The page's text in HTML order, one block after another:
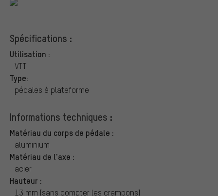
Spécifications :
Utilisation :
VTT
Type:
pédales à plateforme
Informations techniques :
Matériau du corps de pédale :
aluminium
Matériau de l'axe :
acier
Hauteur :
13 mm (sans compter les crampons)